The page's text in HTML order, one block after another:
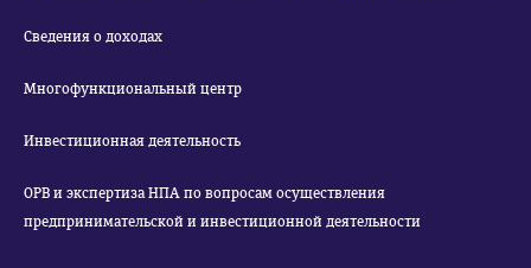
Сведения о доходах
Многофункциональный центр
Инвестиционная деятельность
ОРВ и экспертиза НПА по вопросам осуществления
предпринимательской и инвестиционной деятельности